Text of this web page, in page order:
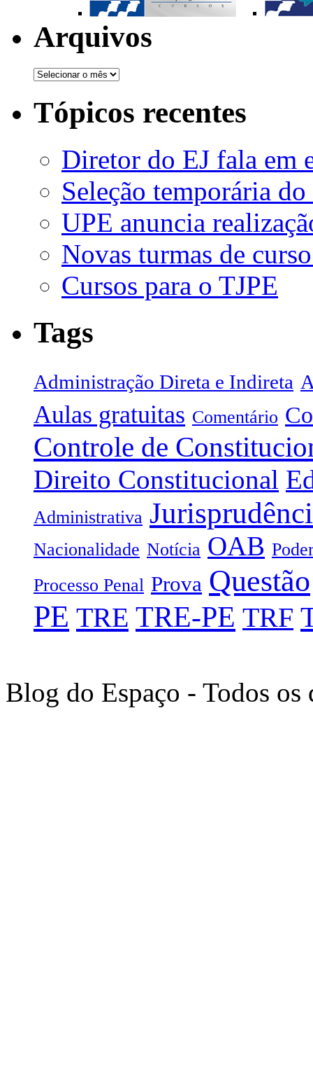
Arquivos
Tópicos recentes
Diretor do EJ fala em
Seleção temporária
UPE anuncia
Novas turmas de
Cursos para o TJPE
Tags
Administração Direta e Indireta
Aulas gratuitas Comentário
Controle de
Direito Constitucional
Administrativa
Nacionalidade Notícia OAB
Processo Penal Prova Questão
PE TRE TRE-PE TRF
Blog do Espaço - Todos